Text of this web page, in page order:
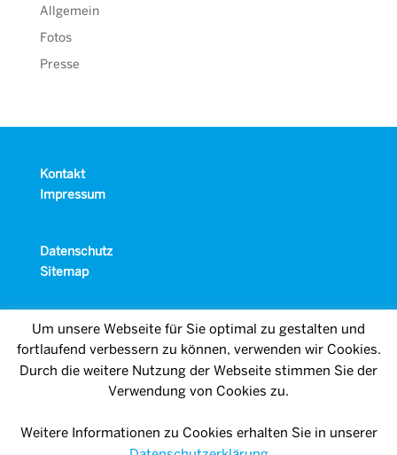
Allgemein
Fotos
Presse
Kontakt
Impressum
Datenschutz
Sitemap
Um unsere Webseite für Sie optimal zu gestalten und
fortlaufend verbessern zu können, verwenden wir Cookies.
Durch die weitere Nutzung der Webseite stimmen Sie der
Verwendung von Cookies zu.
Weitere Informationen zu Cookies erhalten Sie in unserer